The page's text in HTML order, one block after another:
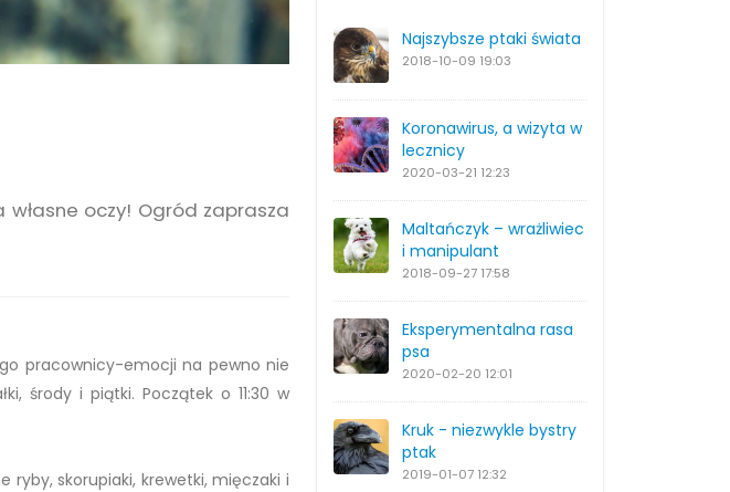
Najszybsze ptaki świata
2018-10-09 19:03
Koronawirus, a wizyta w
lecznicy
2020-03-21 12:23
Maltańczyk – wrażliwiec
i manipulant
2018-09-27 17:58
Eksperymentalna rasa
psa
2020-02-20 12:01
Kruk - niezwykle bystry
ptak
2019-01-07 12:32
oczy! Ogród zaprasza
pracownicy-emocji na pewno nie
środy i piątki. Początek o 11:30 w
ryby, skorupiaki, krewetki, mięczaki i